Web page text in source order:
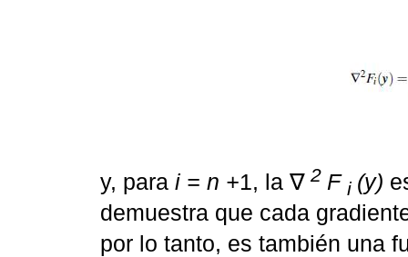
y, para i = n +1, la ∇ 2 F i (y)
demuestra que cada
por lo tanto, es también una